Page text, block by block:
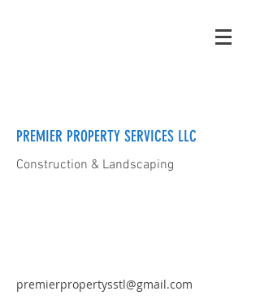
PREMIER PROPERTY SERVICES LLC
Construction & Landscaping
premierpropertysstl@gmail.com